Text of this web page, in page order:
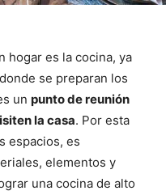
hogar es la cocina, ya
se preparan los
un punto de reunión
la casa. Por esta
espacios, es
elementos y
una cocina de alto